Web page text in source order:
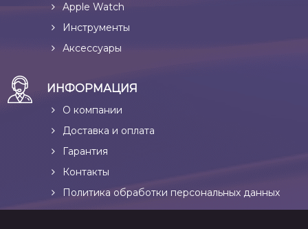
Apple Watch
Инструменты
Аксессуары
ИНФОРМАЦИЯ
О компании
Доставка и оплата
Гарантия
Контакты
Политика обработки персональных данных